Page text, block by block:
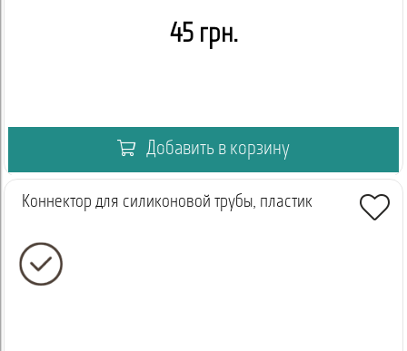
45 грн.
Добавить в корзину
Коннектор для силиконовой трубы, пластик